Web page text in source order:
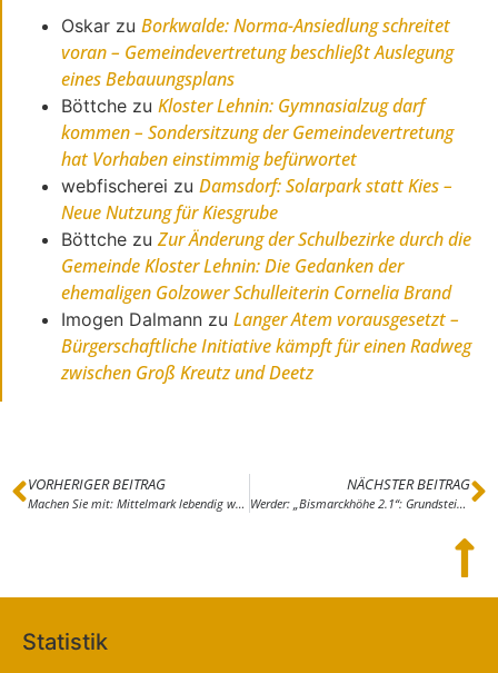
Oskar zuBorkwalde: Norma-Ansiedlung schreitet
voran – Gemeindevertretung beschließt Auslegung
eines Bebauungsplans
Böttche zuKloster Lehnin: Gymnasialzug darf
kommen – Sondersitzung der Gemeindevertretung
hat Vorhaben einstimmig befürwortet
webfischerei zuDamsdorf: Solarpark statt Kies –
Neue Nutzung für Kiesgrube
Böttche zuZur Änderung der Schulbezirke durch die
Gemeinde Kloster Lehnin: Die Gedanken der
ehemaligen Golzower Schulleiterin Cornelia Brand
Imogen Dalmann zuLanger Atem vorausgesetzt –
Bürgerschaftliche Initiative kämpft für einen Radweg
zwischen Groß Kreutz und Deetz
VORHERIGER BEITRAG
Machen Sie mit: Mittelmark lebendig werden lassen – Kreisheimatkalender 2024 sucht Autoren
NÄCHSTER BEITRAG
Werder: „Bismarckhöhe 2.1“: Grundstein für Erweiterungsbau des Ernst-Haeckel-Gymnasiums gelegt
Statistik